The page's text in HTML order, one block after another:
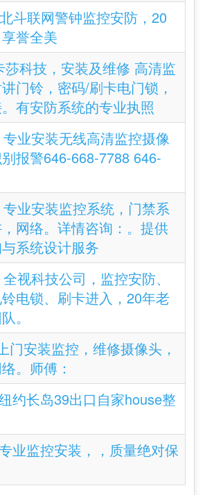
斗联网警钟监控安防，20
誉全美
科技，安装及维修 高清监
门铃，密码/刷卡电门锁，
有安防系统的专业执照
业安装无线高清监控摄像
报警646-668-7788 646-
业安装监控系统，门禁系
网络。详情咨询：。提供
系统设计服务
视科技公司，监控安防、
电锁、刷卡进入，20年老
。
门安装监控，维修摄像头，
。师傅：
约长岛39出口自家house整
业监控安装，，质量绝对保